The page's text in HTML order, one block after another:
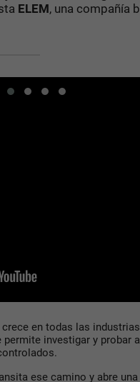
ELEM, una compañía
en todas las
investigar y probar
ese camino y abre una